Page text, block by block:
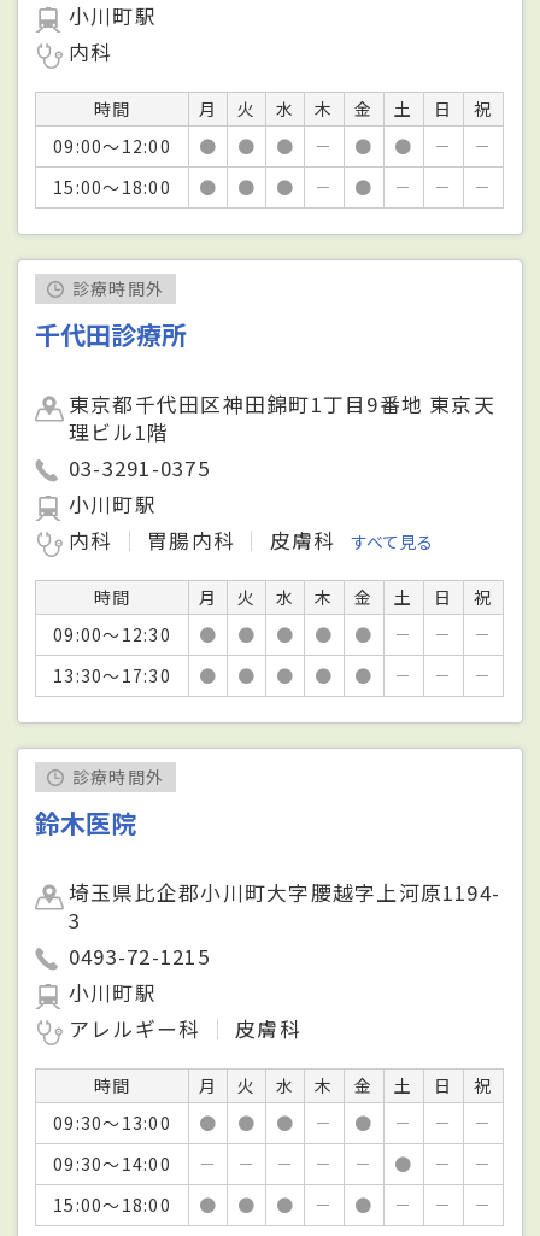
小川町駅
内科
時間 月 火 水 木 金 土 日
祝
09:00～12:00
● ● ● － ● ● －
－
15:00～18:00
● ● ● － ● － － －
診療時間外
千代田診療所
東京都千代田区神田錦町1丁目9番地 東京天
理ビル1階
03-3291-0375
小川町駅
内科
胃腸内科 皮膚科 すべて見る
時間 月 火 水 木 金 土 日
祝
09:00～12:30
● ● ● ● ● － －
－
13:30～17:30
● ● ● ● ● － － －
診療時間外
鈴木医院
埼玉県比企郡小川町大字腰越字上河原1194-
3
0493-72-1215
小川町駅
アレルギー科
皮膚科
時間 月 火 水 木 金 土 日
祝
09:30～13:00
● ● ● － ● － －
－
09:30～14:00
－ － － － － ● －
－
15:00～18:00
● ● ● － ● － － －